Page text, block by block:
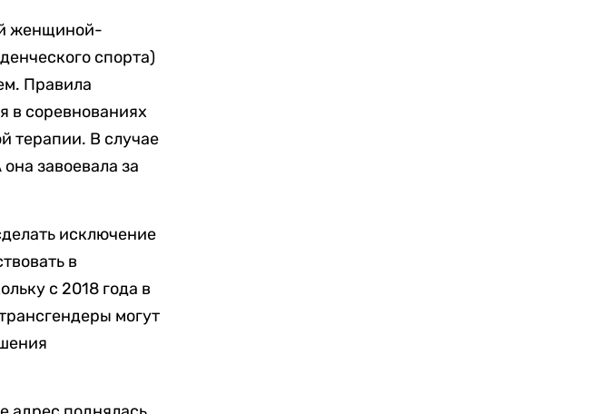
женщиной-
спорта)
Правила
в соревнованиях
терапии. В случае
завоевала за
исключение
в
с 2018 года в
могут